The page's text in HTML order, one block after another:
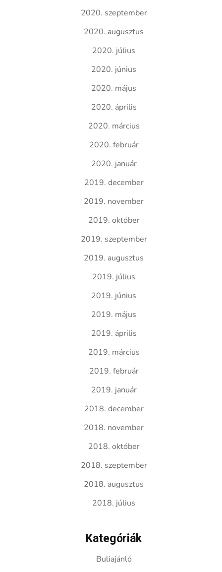
2020. szeptember
2020. augusztus
2020. július
2020. június
2020. május
2020. április
2020. március
2020. február
2020. január
2019. december
2019. november
2019. október
2019. szeptember
2019. augusztus
2019. július
2019. június
2019. május
2019. április
2019. március
2019. február
2019. január
2018. december
2018. november
2018. október
2018. szeptember
2018. augusztus
2018. július
Kategóriák
Buliajánló